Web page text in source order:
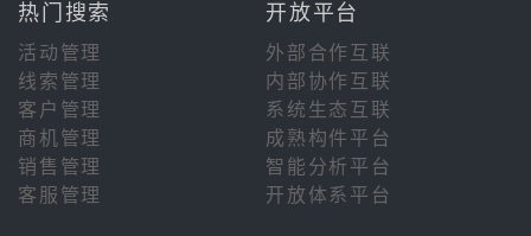
热门搜索 开放平台
活动管理
外部合作互联
线索管理
内部协作互联
客户管理
系统生态互联
商机管理
成熟构件平台
销售管理
智能分析平台
客服管理
开放体系平台